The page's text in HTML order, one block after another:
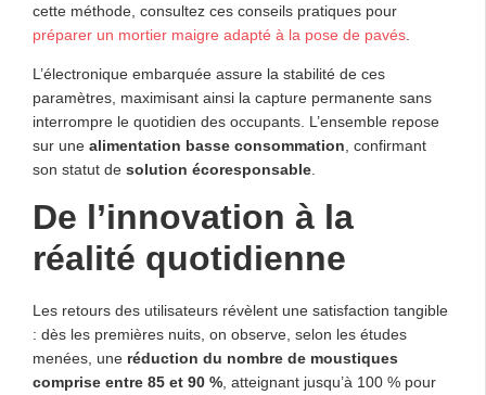
cette méthode, consultez ces conseils pratiques pour
préparer un mortier maigre adapté à la pose de pavés
L’électronique embarquée assure la stabilité de ces
paramètres, maximisant ainsi la capture permanente sans
interrompre le quotidien des occupants. L’ensemble repose
sur une alimentation basse consommation , confirmant
son statut de solution écoresponsable
De l’innovation à la
réalité quotidienne
Les retours des utilisateurs révèlent une satisfaction tangible
: dès les premières nuits, on observe, selon les études
menées, une réduction du nombre de moustiques
comprise entre 85 et 90 % , atteignant jusqu’à 100 % pour